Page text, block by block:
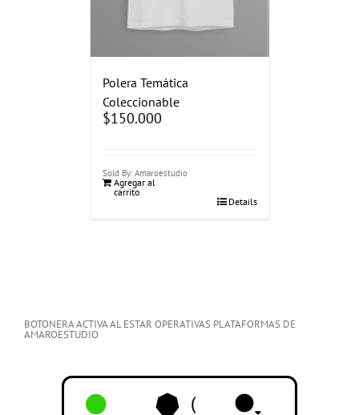
Polera Temática
Coleccionable
$150.000
Sold By: Amaroestudio
Agregar al
carrito
Details
BOTONERA ACTIVA AL ESTAR OPERATIVAS PLATAFORMAS DE
AMAROESTUDIO